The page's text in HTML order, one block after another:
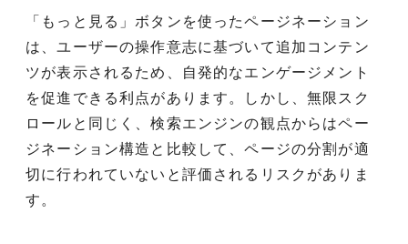
「もっと見る」ボタンを使ったページネーション
は、ユーザーの操作意志に基づいて追加コンテン
ツが表示されるため、自発的なエンゲージメント
を促進できる利点があります。しかし、無限スク
ロールと同じく、検索エンジンの観点からはペー
ジネーション構造と比較して、ページの分割が適
切に行われていないと評価されるリスクがありま
す。